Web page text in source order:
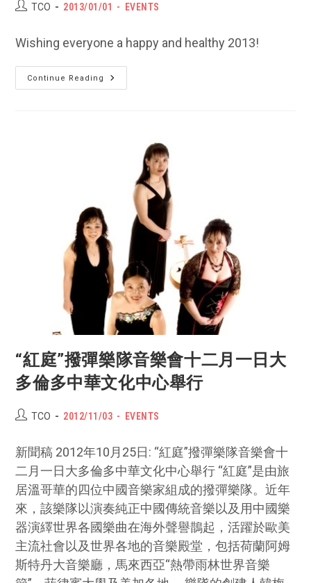
PostTCO
POST
2013/01/01
Post
EVENTS
Wishing everyone a happy and healthy 2013!
Continue Reading
2013
Happy
“紅庭”撥彈樂隊音樂會十二月一日大
多倫多中華文化中心舉行
PostTCO
POST
2012/11/03
Post
EVENTS
新聞稿 2012年10月25日: “紅庭”撥彈樂隊音樂會十
二月一日大多倫多中華文化中心舉行 “紅庭”是由旅
居溫哥華的四位中國音樂家組成的撥彈樂隊。近年
來，該樂隊以演奏純正中國傳統音樂以及用中國樂
器演繹世界各國樂曲在海外聲譽鵲起，活躍於歐美
主流社會以及世界各地的音樂殿堂，包括荷蘭阿姆
斯特丹大音樂廳，馬來西亞“熱帶雨林世界音樂